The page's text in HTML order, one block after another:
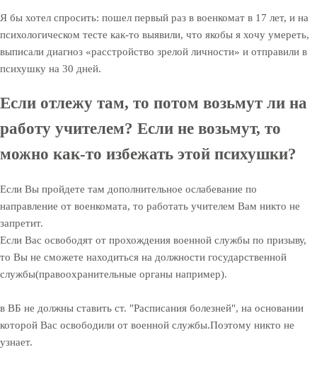
Я бы хотел спросить: пошел первый раз в военкомат в 17 лет, и на
психологическом тесте как-то выявили, что якобы я хочу умереть,
выписали диагноз «расстройство зрелой личности» и отправили в
психушку на 30 дней.
Если отлежу там, то потом возьмут ли на
работу учителем? Если не возьмут, то
можно как-то избежать этой психушки?
Если Вы пройдете там дополнительное ослабевание по
направление от военкомата, то работать учителем Вам никто не
запретит.
Если Вас освободят от прохождения военной службы по призыву,
то Вы не сможете находиться на должности государственной
службы(правоохранительные органы например).
в ВБ не должны ставить ст. "Расписания болезней", на основании
которой Вас освободили от военной службы.Поэтому никто не
узнает.